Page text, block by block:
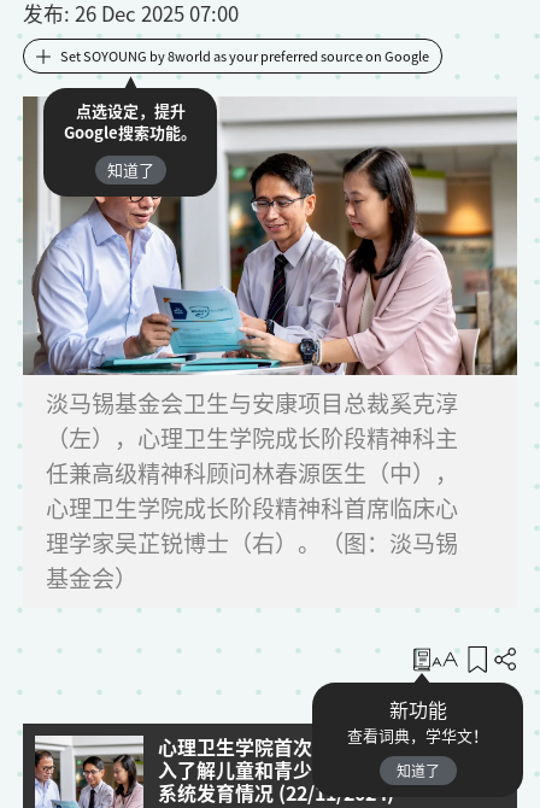
发布: 26 Dec 2025 07:00
Set SOYOUNG by 8world as your preferred source on Google
点选设定，提升
Google搜索功能。
知道了
淡马锡基金会卫生与安康项目总裁奚克淳
（左），心理卫生学院成长阶段精神科主
任兼高级精神科顾问林春源医生（中），
心理卫生学院成长阶段精神科首席临床心
理学家吴芷锐博士（右）。（图：淡马锡
基金会）
新功能
查看词典，学华文！
知道了
收藏
心理卫生学院首次展开全国研究调查 深
入了解儿童和青少年的心理健康和神经
系统发育情况 (22/11/2024)